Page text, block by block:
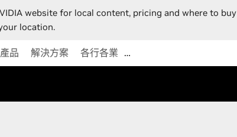
website for local content, pricing and where to buy
location.
產品 解決方案 各行各業 …